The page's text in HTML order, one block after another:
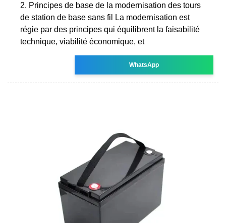
2. Principes de base de la modernisation des tours
de station de base sans fil La modernisation est
régie par des principes qui équilibrent la faisabilité
technique, viabilité économique, et
WhatsApp